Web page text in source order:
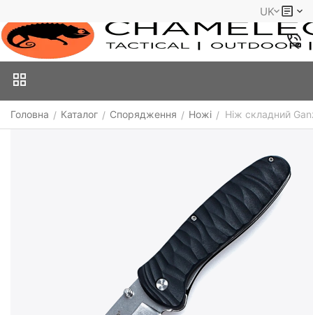
UK
Головна / Каталог / Спорядження / Ножі / Ніж складний